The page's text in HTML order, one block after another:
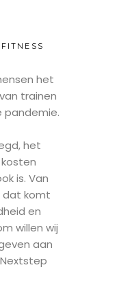
het
trainen
pandemie.
het
is. Van
dat komt
en
willen wij
aan